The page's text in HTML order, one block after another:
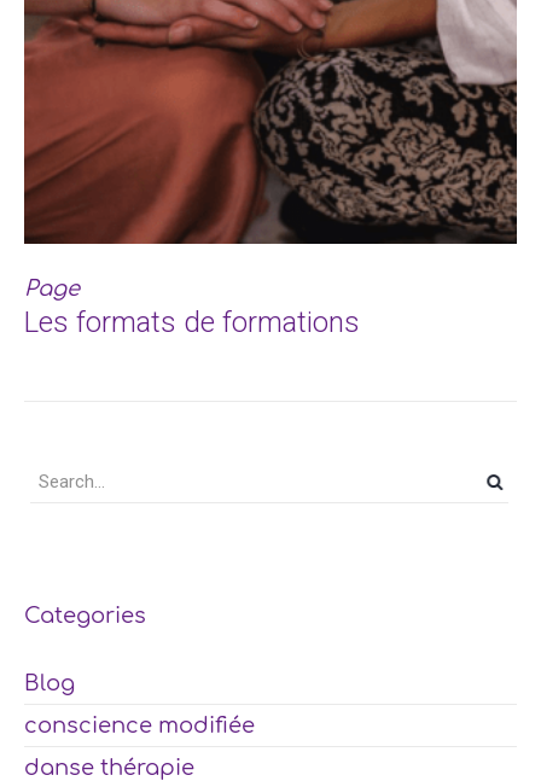
Page
Les formats de formations
Categories
Blog
conscience modifiée
danse thérapie